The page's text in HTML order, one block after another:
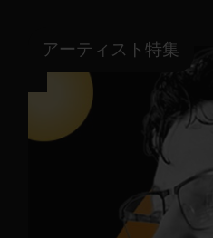
アーティスト特集